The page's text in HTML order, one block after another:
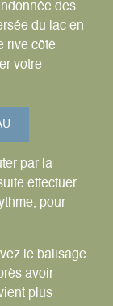
des
du lac en
rive côté
votre
par la
effectuer
pour
le balisage
avoir
plus